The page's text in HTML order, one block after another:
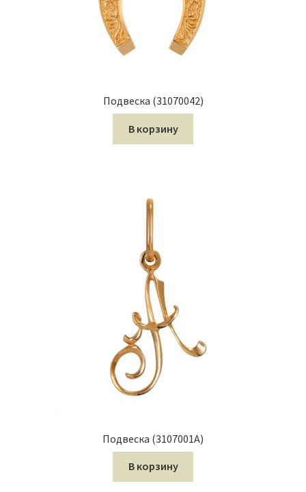
Подвеска (31070042)
В корзину
Подвеска (3107001А)
В корзину